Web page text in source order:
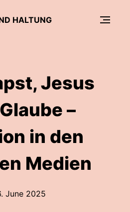
HALTUNG
Jesus
–
in den
Medien
June 2025